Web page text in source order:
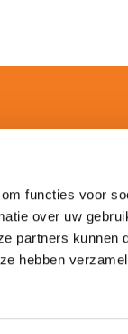
functies voor
over uw
partners kunnen
hebben